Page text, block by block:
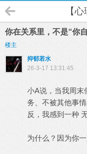
【
你在关系里，不是“你
楼主
抑郁若水
26-3-17 13:31:45
小A说，当我周末
务、不被其他事
反，我感到一种
为什么？因为你一